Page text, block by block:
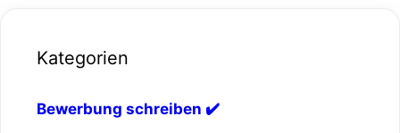
Kategorien
Bewerbung schreiben ✔️